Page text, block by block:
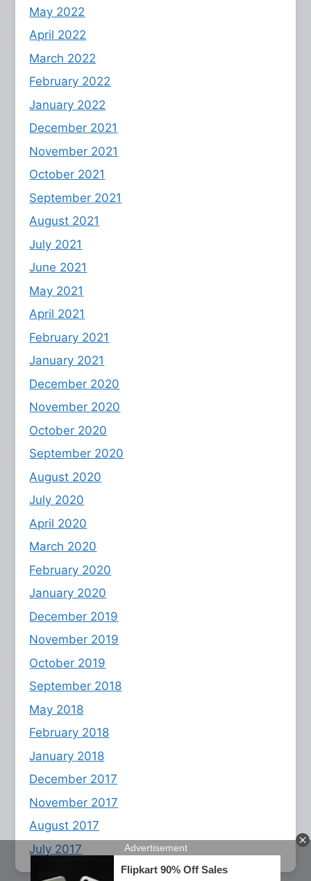
May 2022
April 2022
March 2022
February 2022
January 2022
December 2021
November 2021
October 2021
September 2021
August 2021
July 2021
June 2021
May 2021
April 2021
February 2021
January 2021
December 2020
November 2020
October 2020
September 2020
August 2020
July 2020
April 2020
March 2020
February 2020
January 2020
December 2019
November 2019
October 2019
September 2018
May 2018
February 2018
January 2018
December 2017
November 2017
August 2017
July 2017